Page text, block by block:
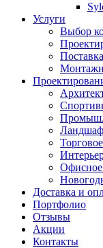
Услуги
Выбор
Доставка и
Портфолио
Отзывы
Акции
Контакты